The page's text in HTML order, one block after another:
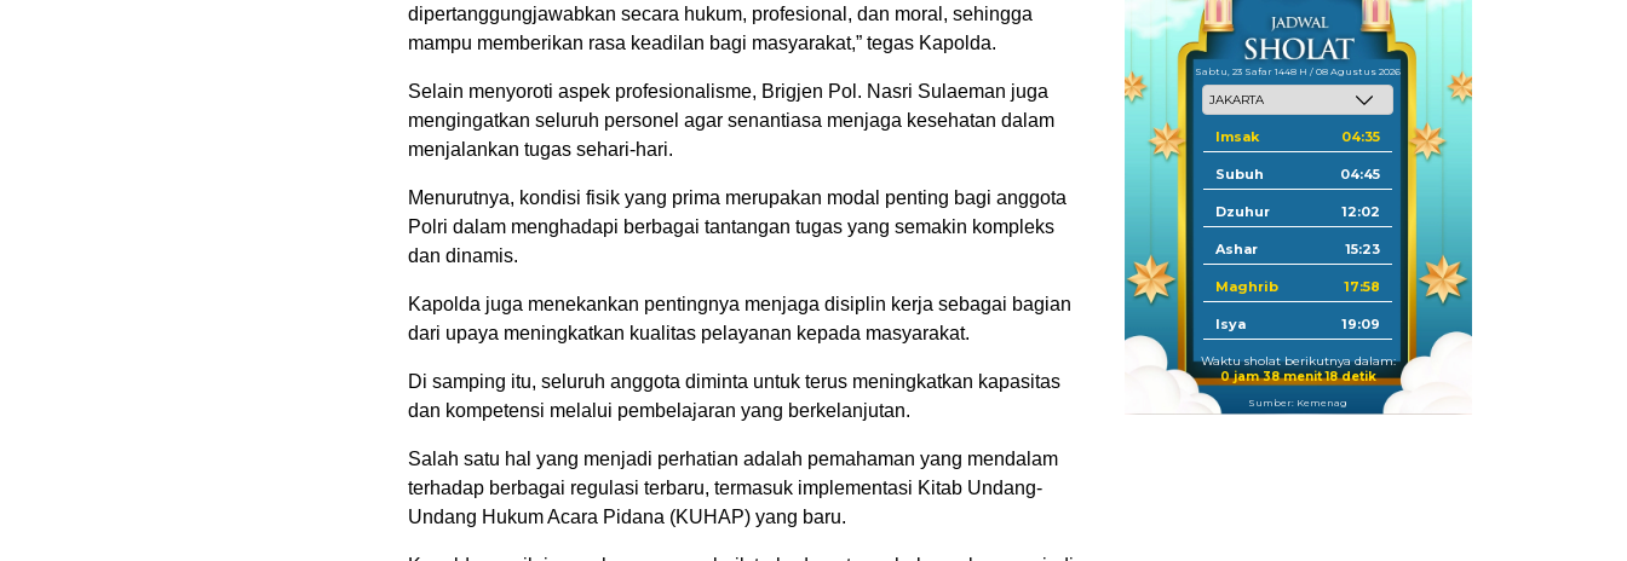
dipertanggungjawabkan secara hukum, profesional, dan moral, sehingga
mampu memberikan rasa keadilan bagi masyarakat,” tegas Kapolda.
Selain menyoroti aspek profesionalisme, Brigjen Pol. Nasri Sulaeman juga
mengingatkan seluruh personel agar senantiasa menjaga kesehatan dalam
menjalankan tugas sehari-hari.
Menurutnya, kondisi fisik yang prima merupakan modal penting bagi anggota
Polri dalam menghadapi berbagai tantangan tugas yang semakin kompleks
dan dinamis.
Kapolda juga menekankan pentingnya menjaga disiplin kerja sebagai bagian
dari upaya meningkatkan kualitas pelayanan kepada masyarakat.
Di samping itu, seluruh anggota diminta untuk terus meningkatkan kapasitas
dan kompetensi melalui pembelajaran yang berkelanjutan.
Salah satu hal yang menjadi perhatian adalah pemahaman yang mendalam
terhadap berbagai regulasi terbaru, termasuk implementasi Kitab Undang-
Undang Hukum Acara Pidana (KUHAP) yang baru.
Sabtu, 23 Safar 1448 H / 08 Agustus 2026
Imsak 04:35
Subuh 04:45
Dzuhur 12:02
Ashar 15:23
Maghrib 17:58
Isya 19:09
Waktu sholat berikutnya dalam:
0 jam 38 menit 17 detik
Sumber: Kemenag